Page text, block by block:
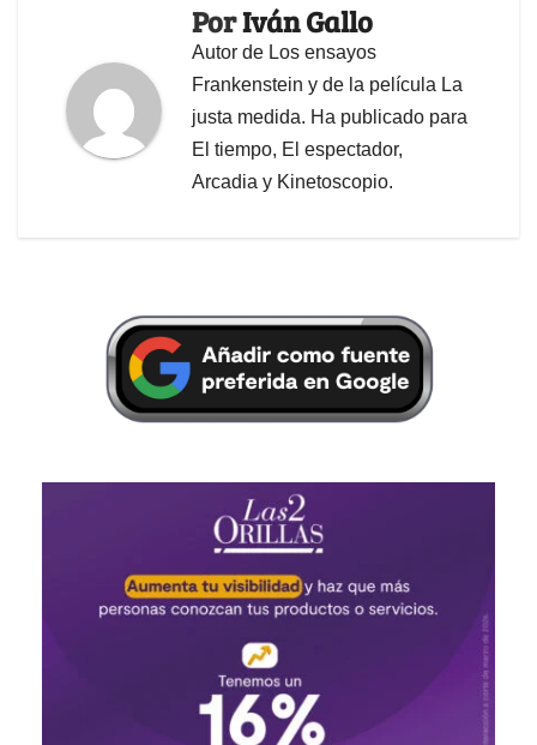
PorIván Gallo
Autor de Los ensayos
Frankenstein y de la película La
justa medida. Ha publicado para
El tiempo, El espectador,
Arcadia y Kinetoscopio.